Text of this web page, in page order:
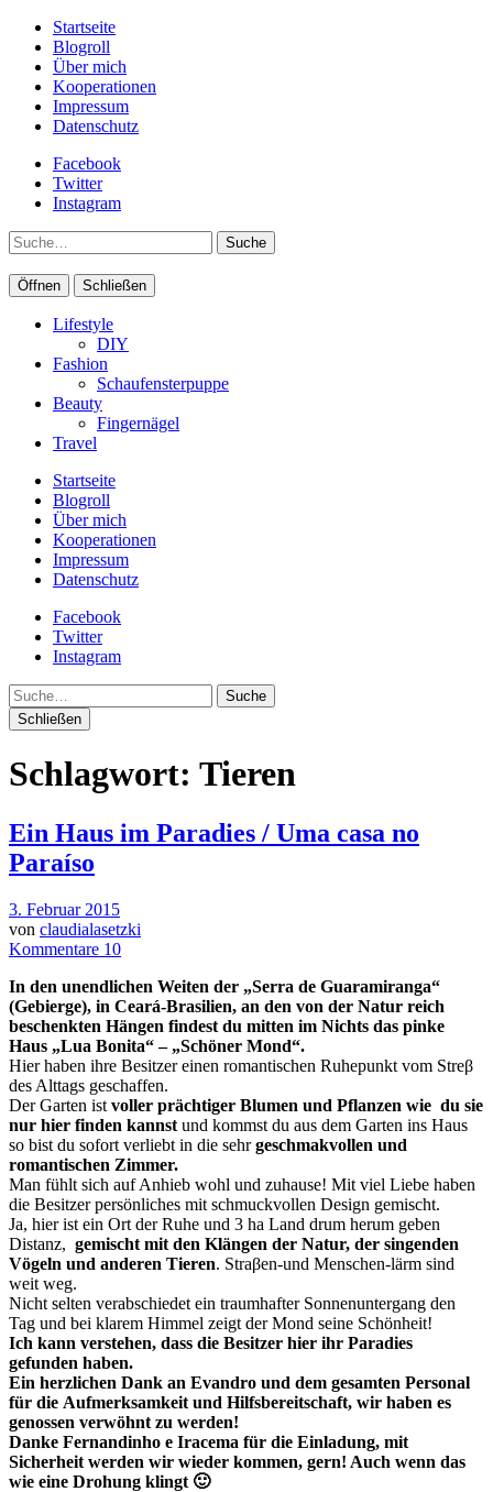
Startseite
Blogroll
Über mich
Kooperationen
Impressum
Datenschutz
Facebook
Twitter
Instagram
Suche
Öffnen Schließen
Lifestyle
DIY
Fashion
Schaufensterpuppe
Beauty
Fingernägel
Travel
Startseite
Blogroll
Über mich
Kooperationen
Impressum
Datenschutz
Facebook
Twitter
Instagram
Suche
Schließen
Schlagwort: Tieren
Ein Haus im Paradies / Uma casa no
Paraíso
3. Februar 2015
von claudialasetzki
Kommentare 10
In den unendlichen Weiten der „Serra de Guaramiranga“
(Gebierge), in Ceará-Brasilien, an den von der Natur reich
beschenkten Hängen findest du mitten im Nichts das pinke
Haus „Lua Bonita“ – „Schöner Mond“.
Hier haben ihre Besitzer einen romantischen Ruhepunkt vom Streβ
des Alttags geschaffen.
Der Garten ist voller prächtiger Blumen und Pflanzen wie du sie
nur hier finden kannst und kommst du aus dem Garten ins Haus
so bist du sofort verliebt in die sehrgeschmakvollen und
romantischen Zimmer.
Man fühlt sich auf Anhieb wohl und zuhause! Mit viel Liebe haben
die Besitzer persönliches mit schmuckvollen Design gemischt.
Ja, hier ist ein Ort der Ruhe und 3 ha Land drum herum geben
Distanz, gemischt mit den Klängen der Natur, der singenden
Vögeln und anderen Tieren. Straβen-und Menschen-lärm sind
weit weg.
Nicht selten verabschiedet ein traumhafter Sonnenuntergang den
Tag und bei klarem Himmel zeigt der Mond seine Schönheit!
Ich kann verstehen, dass die Besitzer hier ihr Paradies
gefunden haben.
Ein herzlichen Dank an Evandro und dem gesamten Personal
für die Aufmerksamkeit und Hilfsbereitschaft, wir haben es
genossen verwöhnt zu werden!
Danke Fernandinho e Iracema für die Einladung, mit
Sicherheit werden wir wieder kommen, gern! Auch wenn das
wie eine Drohung klingt 🙂